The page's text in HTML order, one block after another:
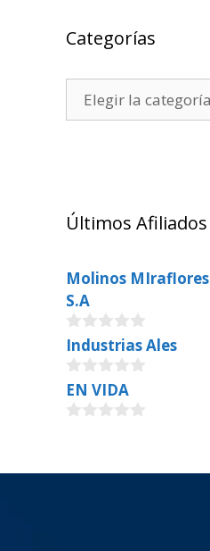
Categorías
Últimos Afiliados
Molinos MIraflores
S.A
0
o
u
t
o
f
Industrias Ales
0
o
u
5
EN VIDA
t